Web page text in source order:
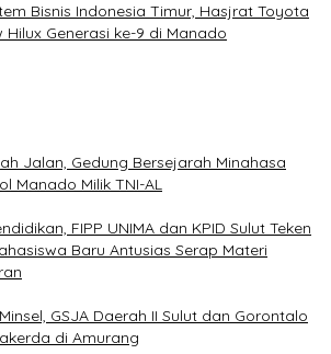
Bisnis Indonesia Timur, Hasjrat Toyota
Hilux Generasi ke-9 di Manado
Jalan, Gedung Bersejarah Minahasa
Manado Milik TNI-AL
FIPP UNIMA dan KPID Sulut Teken
Baru Antusias Serap Materi
GSJA Daerah II Sulut dan Gorontalo
di Amurang